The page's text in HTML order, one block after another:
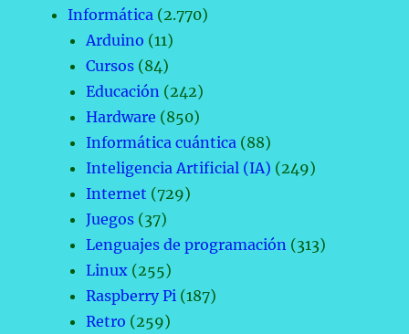
Informática (2.770)
Arduino (11)
Cursos (84)
Educación (242)
Hardware (850)
Informática cuántica (88)
Inteligencia Artificial (IA) (249)
Internet (729)
Juegos (37)
Lenguajes de programación (313)
Linux (255)
Raspberry Pi (187)
Retro (259)